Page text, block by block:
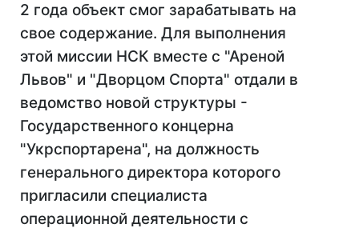
2 года объект смог зарабатывать на
свое содержание. Для выполнения
этой миссии НСК вместе с "Ареной
Львов" и "Дворцом Спорта" отдали в
ведомство новой структуры -
Государственного концерна
"Укрспортарена", на должность
генерального директора которого
пригласили специалиста
операционной деятельности с